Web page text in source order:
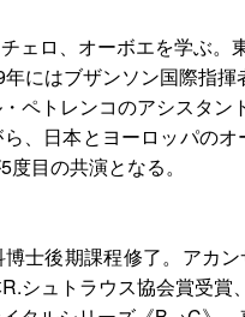
ェロ、オーボエを学ぶ
にはブザンソン国際指
ペトレンコのアシスタ
、日本とヨーロッパの
目の共演となる。
士後期課程修了。アカ
シュトラウス協会賞受